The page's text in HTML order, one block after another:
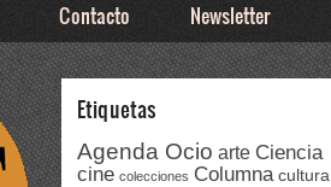
Contacto Newsletter
Etiquetas
Agenda Ocio arte Ciencia
cine colecciones Columna cultura